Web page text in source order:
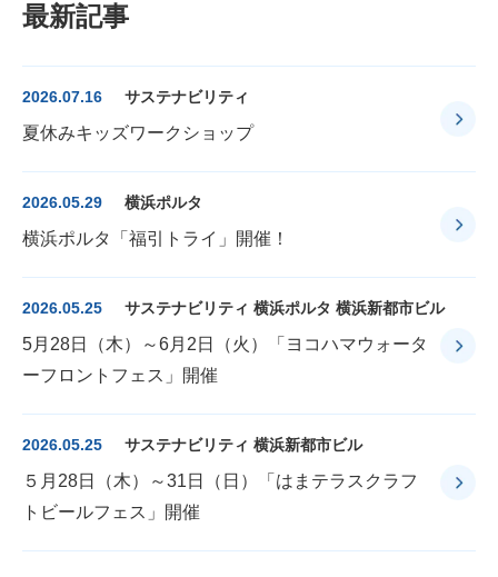
最新記事
2026.07.16 サステナビリティ
夏休みキッズワークショップ
2026.05.29 横浜ポルタ
横浜ポルタ「福引トライ」開催！
2026.05.25 サステナビリティ 横浜ポルタ 横浜新都市ビル
5月28日（木）～6月2日（火）「ヨコハマウォータ
ーフロントフェス」開催
2026.05.25 サステナビリティ 横浜新都市ビル
５月28日（木）～31日（日）「はまテラスクラフ
トビールフェス」開催